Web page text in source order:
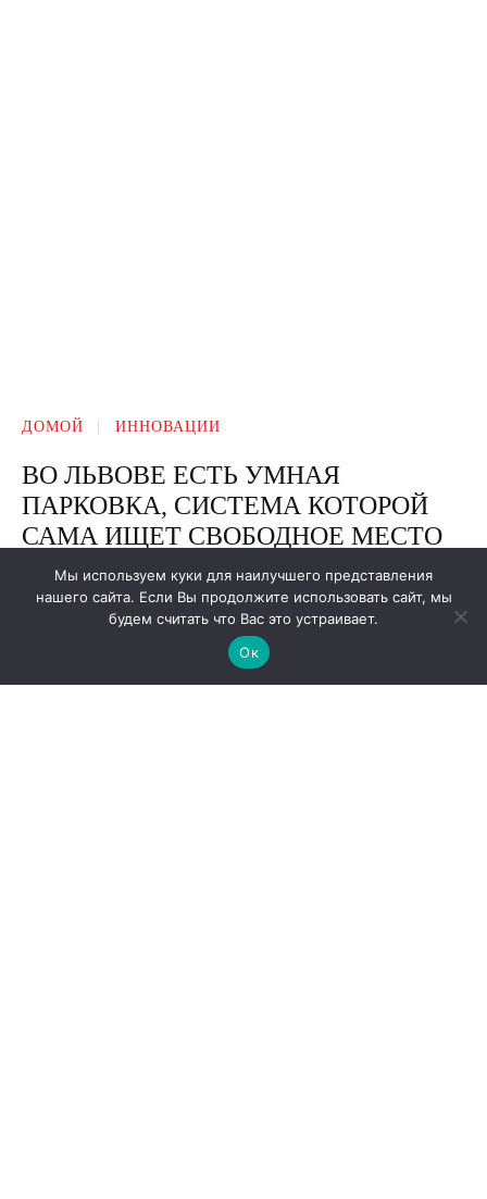
Мы используем куки для наилучшего представления
нашего сайта. Если Вы продолжите использовать сайт, мы
будем считать что Вас это устраивает.
Ок